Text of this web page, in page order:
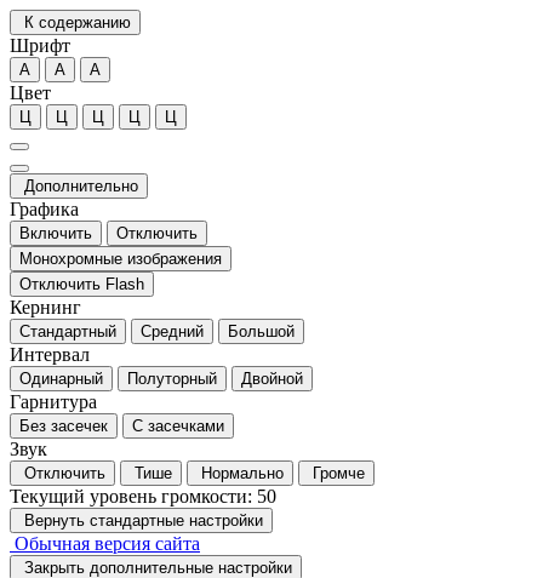
К содержанию
Шрифт
А А А
Цвет
Ц Ц Ц Ц Ц
Дополнительно
Графика
Включить
Отключить
Монохромные изображения
Отключить Flash
Кернинг
Стандартный Средний Большой
Интервал
Одинарный Полуторный Двойной
Гарнитура
Без засечек С засечками
Звук
Отключить Тише Нормально Громче
Текущий уровень громкости: 50
Вернуть стандартные настройки
Обычная версия сайта
Закрыть дополнительные настройки